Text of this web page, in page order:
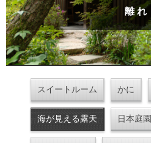
離れ
スイートルーム かに
海が見える露天 日本庭園